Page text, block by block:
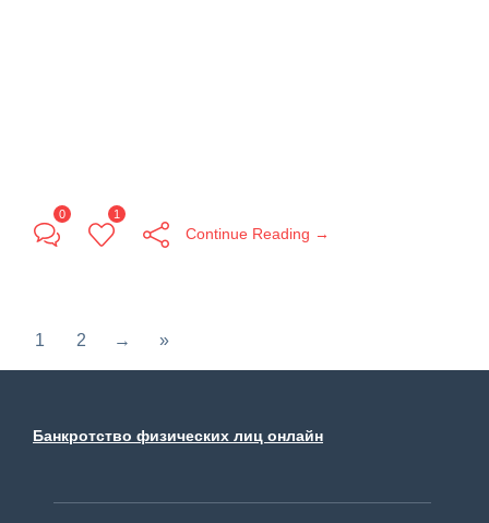
0 1
Continue Reading →
1 2 → »
Банкротство физических лиц онлайн